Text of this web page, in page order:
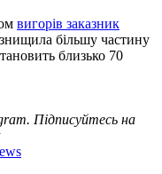
вигорів заказник
більшу частину
близько 70
Підписуйтесь на